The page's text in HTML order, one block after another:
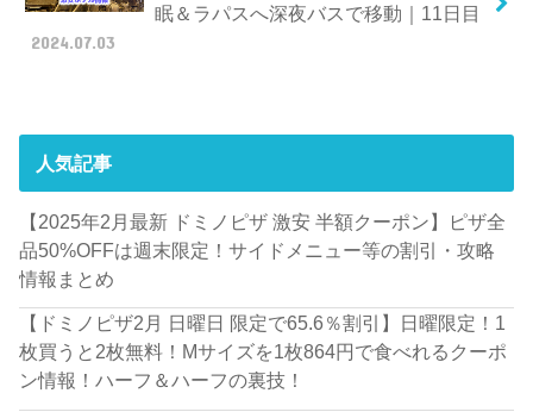
眠＆ラパスへ深夜バスで移動｜11日目
2024.07.03
人気記事
【2025年2月最新 ドミノピザ 激安 半額クーポン】ピザ全
品50%OFFは週末限定！サイドメニュー等の割引・攻略
情報まとめ
【ドミノピザ2月 日曜日 限定で65.6％割引】日曜限定！1
枚買うと2枚無料！Mサイズを1枚864円で食べれるクーポ
ン情報！ハーフ＆ハーフの裏技！